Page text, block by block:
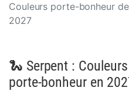
Couleurs porte-bonheur
2027
🐍 Serpent :
porte-bonheur en